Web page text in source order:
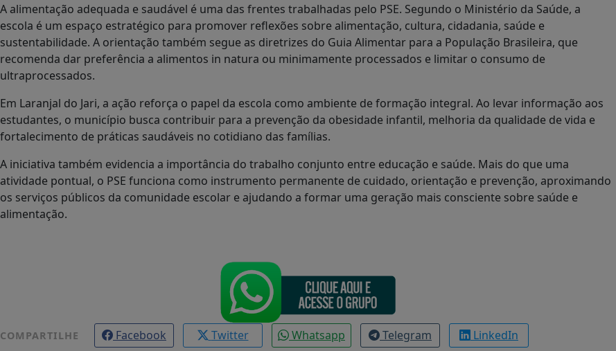
A alimentação adequada e saudável é uma das frentes trabalhadas pelo PSE. Segundo o Ministério da Saúde, a
escola é um espaço estratégico para promover reflexões sobre alimentação, cultura, cidadania, saúde e
sustentabilidade. A orientação também segue as diretrizes do Guia Alimentar para a População Brasileira, que
recomenda dar preferência a alimentos in natura ou minimamente processados e limitar o consumo de
ultraprocessados.
Em Laranjal do Jari, a ação reforça o papel da escola como ambiente de formação integral. Ao levar informação aos
estudantes, o município busca contribuir para a prevenção da obesidade infantil, melhoria da qualidade de vida e
fortalecimento de práticas saudáveis no cotidiano das famílias.
A iniciativa também evidencia a importância do trabalho conjunto entre educação e saúde. Mais do que uma
atividade pontual, o PSE funciona como instrumento permanente de cuidado, orientação e prevenção, aproximando
os serviços públicos da comunidade escolar e ajudando a formar uma geração mais consciente sobre saúde e
alimentação.
COMPARTILHE Facebook Twitter Whatsapp Telegram LinkedIn